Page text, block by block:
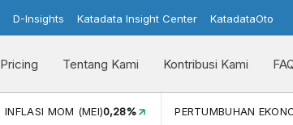
D-Insights Katadata Insight Center KatadataOto
Pricing Tentang Kami Kontribusi Kami
INFLASI MOM (MEI)0,28% PERTUMBUHAN